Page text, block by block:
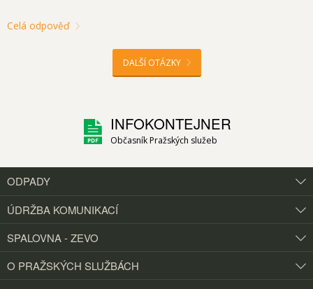
Celá odpověď
DALŠÍ OTÁZKY
INFOKONTEJNER
Občasník Pražských služeb
ODPADY
ÚDRŽBA KOMUNIKACÍ
SPALOVNA - ZEVO
O PRAŽSKÝCH SLUŽBÁCH